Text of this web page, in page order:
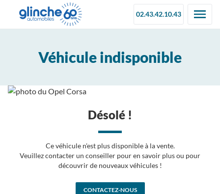
02.43.42.10.43
Véhicule indisponible
Désolé !
Ce véhicule n'est plus disponible à la vente.
Veuillez contacter un conseiller pour en savoir plus ou pour
découvrir de nouveaux véhicules !
CONTACTEZ-NOUS